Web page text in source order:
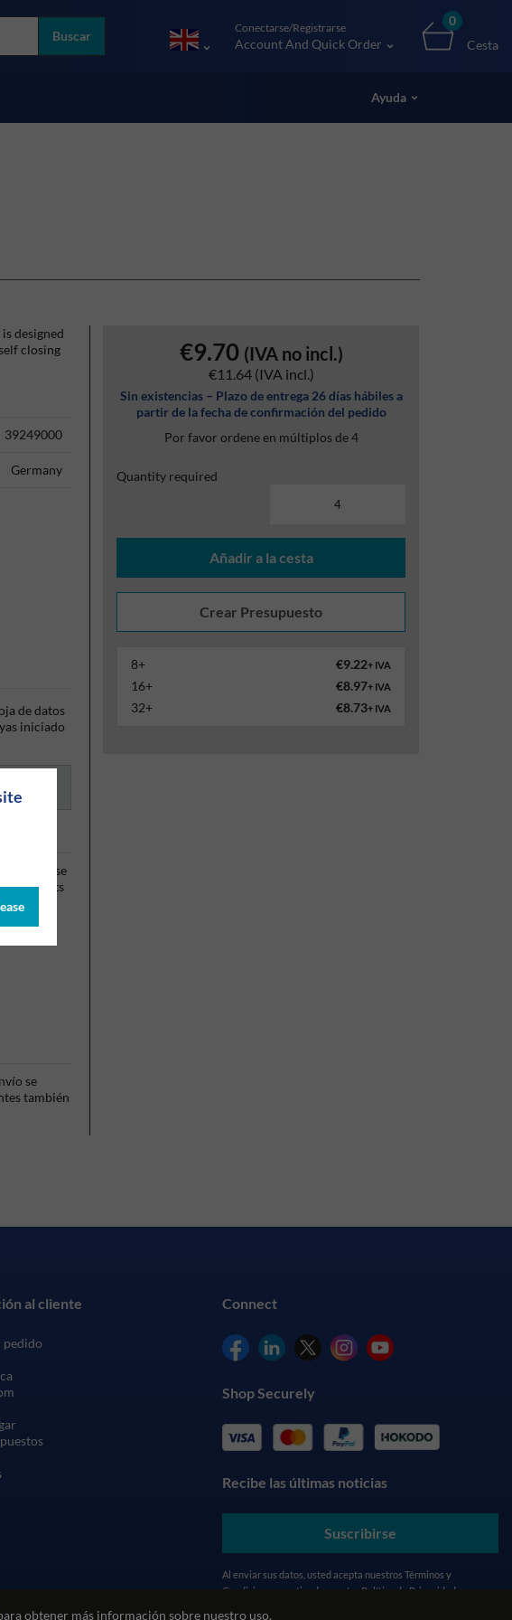
obtener más información sobre nuestro uso.
Buscar
Conectarse/Registrarse
Account And Quick Order
0
Cesta
Ayuda
€9.70 (IVA no incl.)
€11.64 (IVA incl.)
Sin existencias – Plazo de entrega 26 días hábiles a
partir de la fecha de confirmación del pedido
Por favor ordene en múltiplos de 4
Quantity required
Añadir a la cesta
8+ €9.22+ IVA
16+ €8.97+ IVA
32+ €8.73+ IVA
designed
closing
39249000
Germany
de datos
iniciado
can use
costs
se
también
al cliente
pedido
Connect
Shop Securely
Recibe las últimas noticias
Suscribirse
Al enviar sus datos, usted acepta nuestros Términos y
Condiciones
y entiende nuestra Política de Privacidad